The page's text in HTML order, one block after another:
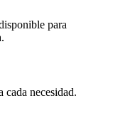
para
cada necesidad.